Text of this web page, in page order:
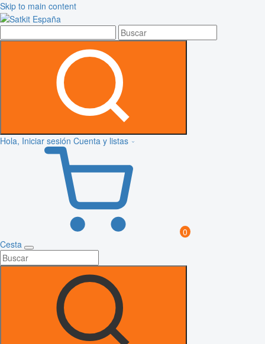
Skip to main content
Hola, Iniciar sesión Cuenta y listas
0
Cesta